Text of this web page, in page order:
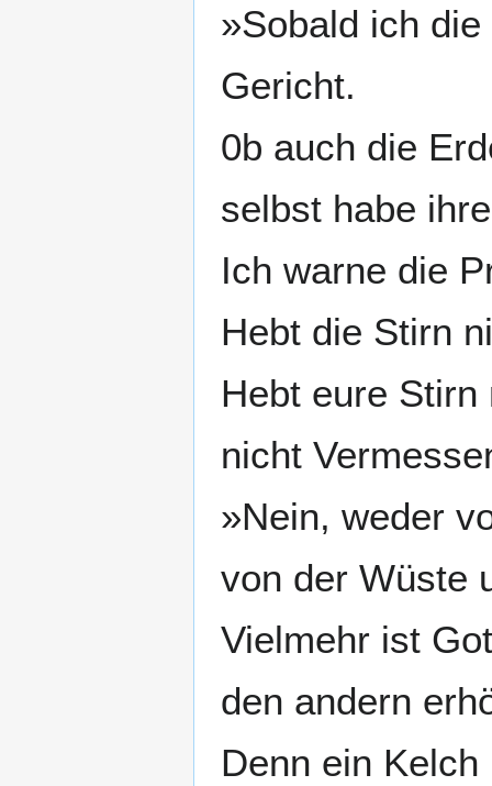
»Sobald ich
Gericht.
0b auch die
selbst habe
Ich warne die
Hebt die Stirn
Hebt eure
nicht
»Nein, weder
von der Wüste
Vielmehr ist
den andern
Denn ein